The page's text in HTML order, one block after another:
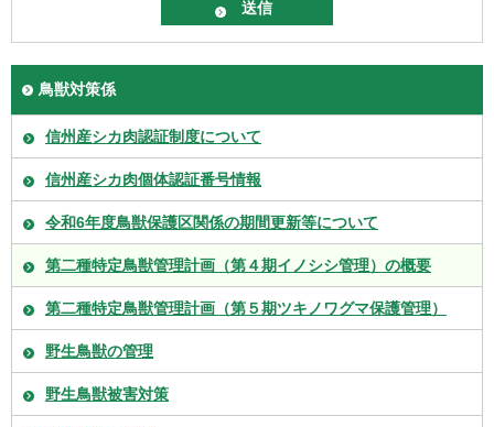
鳥獣対策係
信州産シカ肉認証制度について
信州産シカ肉個体認証番号情報
令和6年度鳥獣保護区関係の期間更新等について
第二種特定鳥獣管理計画（第４期イノシシ管理）の概要
第二種特定鳥獣管理計画（第５期ツキノワグマ保護管理）
野生鳥獣の管理
野生鳥獣被害対策